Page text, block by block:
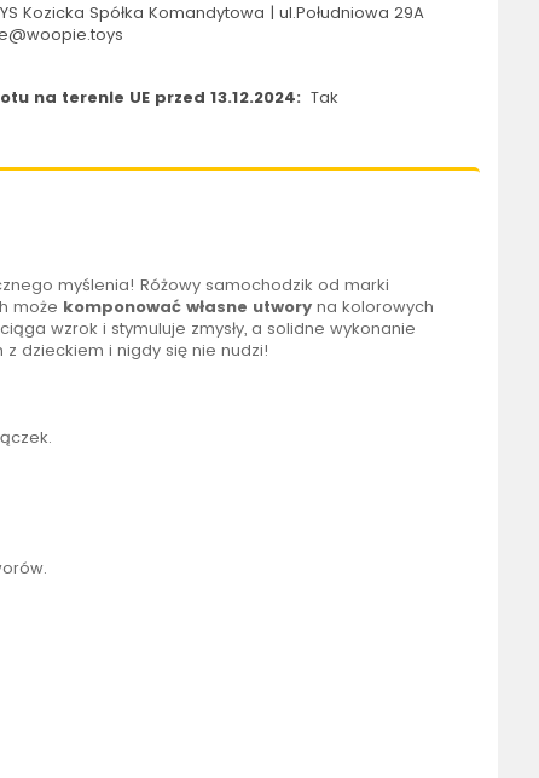
Kozicka Spółka Komandytowa | ul.Południowa 29A
na terenie UE przed 13.12.2024: Tak
myślenia! Różowy samochodzik od marki
może komponować własne utworyna kolorowych
wzrok i stymuluje zmysły, a solidne wykonanie
dzieckiem i nigdy się nie nudzi!